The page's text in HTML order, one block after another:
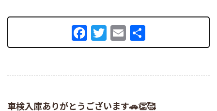
Facebook
Twitter
Email
有
車検入庫ありがとうございます🚗👏🥰